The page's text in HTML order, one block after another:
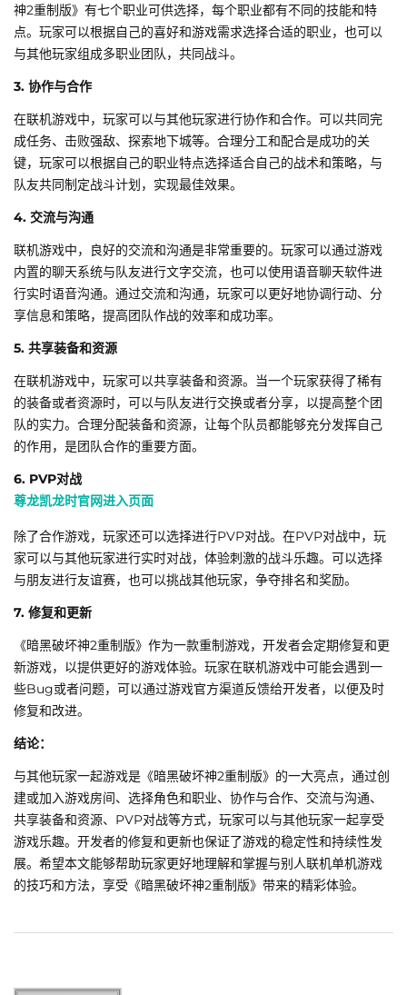
神2重制版》有七个职业可供选择，每个职业都有不同的技能和特
点。玩家可以根据自己的喜好和游戏需求选择合适的职业，也可以
与其他玩家组成多职业团队，共同战斗。
3. 协作与合作
在联机游戏中，玩家可以与其他玩家进行协作和合作。可以共同完
成任务、击败强敌、探索地下城等。合理分工和配合是成功的关
键，玩家可以根据自己的职业特点选择适合自己的战术和策略，与
队友共同制定战斗计划，实现最佳效果。
4. 交流与沟通
联机游戏中，良好的交流和沟通是非常重要的。玩家可以通过游戏
内置的聊天系统与队友进行文字交流，也可以使用语音聊天软件进
行实时语音沟通。通过交流和沟通，玩家可以更好地协调行动、分
享信息和策略，提高团队作战的效率和成功率。
5. 共享装备和资源
在联机游戏中，玩家可以共享装备和资源。当一个玩家获得了稀有
的装备或者资源时，可以与队友进行交换或者分享，以提高整个团
队的实力。合理分配装备和资源，让每个队员都能够充分发挥自己
的作用，是团队合作的重要方面。
6. PVP对战
尊龙凯龙时官网进入页面
除了合作游戏，玩家还可以选择进行PVP对战。在PVP对战中，玩
家可以与其他玩家进行实时对战，体验刺激的战斗乐趣。可以选择
与朋友进行友谊赛，也可以挑战其他玩家，争夺排名和奖励。
7. 修复和更新
《暗黑破坏神2重制版》作为一款重制游戏，开发者会定期修复和更
新游戏，以提供更好的游戏体验。玩家在联机游戏中可能会遇到一
些Bug或者问题，可以通过游戏官方渠道反馈给开发者，以便及时
修复和改进。
结论：
与其他玩家一起游戏是《暗黑破坏神2重制版》的一大亮点，通过创
建或加入游戏房间、选择角色和职业、协作与合作、交流与沟通、
共享装备和资源、PVP对战等方式，玩家可以与其他玩家一起享受
游戏乐趣。开发者的修复和更新也保证了游戏的稳定性和持续性发
展。希望本文能够帮助玩家更好地理解和掌握与别人联机单机游戏
的技巧和方法，享受《暗黑破坏神2重制版》带来的精彩体验。